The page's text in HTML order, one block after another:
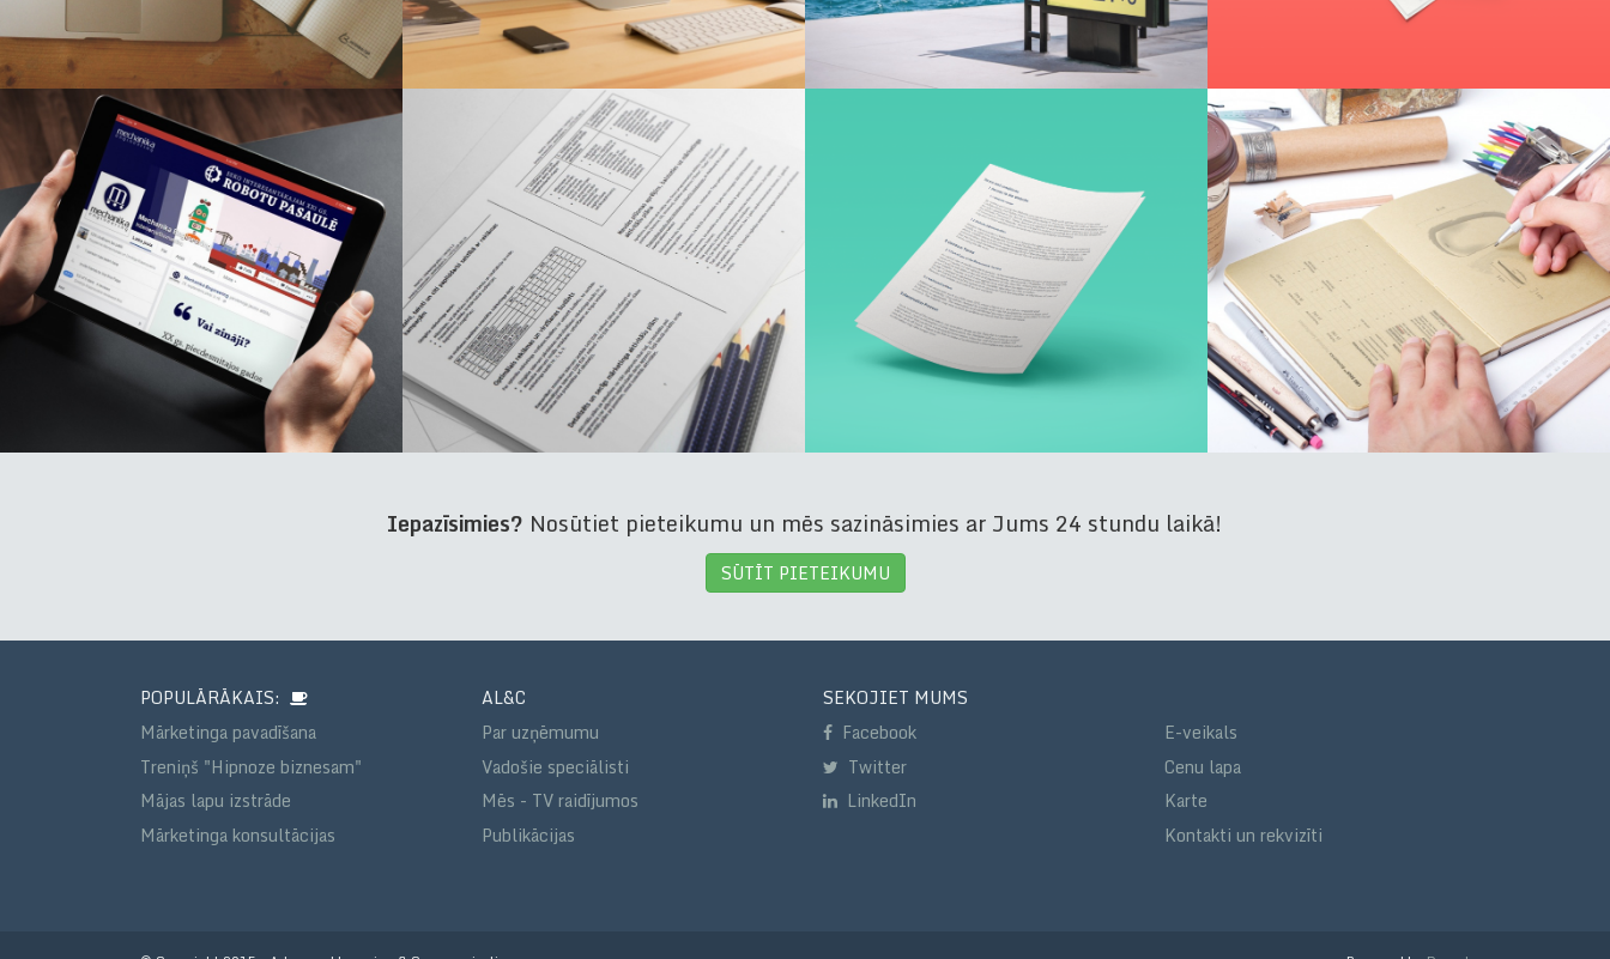
Iepazīsimies? Nosūtiet pieteikumu un mēs sazināsimies ar Jums 24 stundu laikā!
SŪTĪT PIETEIKUMU
POPULĀRĀKAIS:
Mārketinga pavadīšana
Treniņš "Hipnoze biznesam"
Mājas lapu izstrāde
Mārketinga konsultācijas
AL&C
Par uzņēmumu
Vadošie speciālisti
Mēs - TV raidījumos
Publikācijas
SEKOJIET MUMS
Facebook
Twitter
LinkedIn
E-veikals
Cenu lapa
Karte
Kontakti un rekvizīti